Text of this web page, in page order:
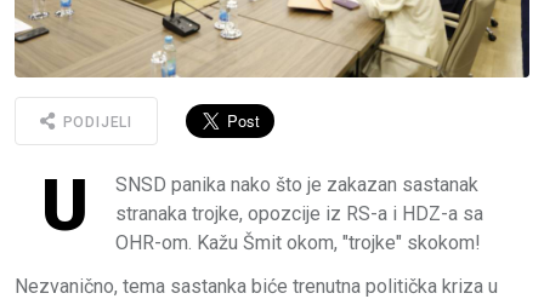
PODIJELI
U
SNSD panika nako što je zakazan sastanak
stranaka trojke, opozcije iz RS-a i HDZ-a sa
OHR-om. Kažu Šmit okom, "trojke" skokom!
Nezvanično, tema sastanka biće trenutna politička kriza u